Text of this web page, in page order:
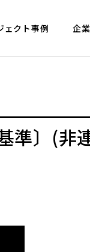
ェクト事例 企
準〕(非